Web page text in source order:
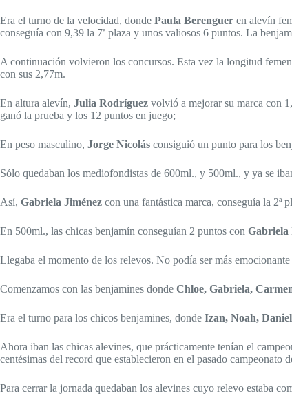
Era el turno de la velocidad, donde Paula Berenguer en alevín
conseguía con 9,39 la 7ª plaza y unos valiosos 6 puntos. La
A continuación volvieron los concursos. Esta vez la longitud
con sus 2,77m.
En altura alevín, Julia Rodríguez volvió a mejorar su marca con
ganó la prueba y los 12 puntos en juego;
En peso masculino, Jorge Nicolás consiguió un punto para los
Sólo quedaban los mediofondistas de 600ml., y 500ml., y ya se
Así, Gabriela Jiménez con una fantástica marca, conseguía la 2ª
En 500ml., las chicas benjamín conseguían 2 puntos con Gabriela
Llegaba el momento de los relevos. No podía ser más
Comenzamos con las benjamines donde Chloe, Gabriela,
Era el turno para los chicos benjamines, donde Izan, Noah,
Ahora iban las chicas alevines, que prácticamente tenían el
centésimas del record que establecieron en el pasado campeonato
Para cerrar la jornada quedaban los alevines cuyo relevo estaba